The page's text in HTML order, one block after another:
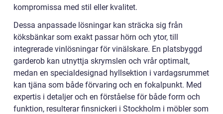
kompromissa med stil eller kvalitet.
Dessa anpassade lösningar kan sträcka sig från
köksbänkar som exakt passar hörn och ytor, till
integrerade vinlösningar för vinälskare. En platsbyggd
garderob kan utnyttja skrymslen och vrår optimalt,
medan en specialdesignad hyllsektion i vardagsrummet
kan tjäna som både förvaring och en fokalpunkt. Med
expertis i detaljer och en förståelse för både form och
funktion, resulterar finsnickeri i Stockholm i möbler som